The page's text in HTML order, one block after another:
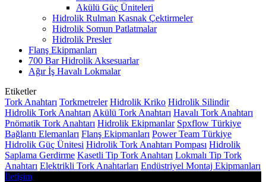
Akülü Güç Üniteleri
Hidrolik Rulman Kasnak Çektirmeler
Hidrolik Somun Patlatmalar
Hidrolik Presler
Flanş Ekipmanları
700 Bar Hidrolik Aksesuarlar
Ağır İş Havalı Lokmalar
Etiketler
Tork Anahtarı Torkmetreler Hidrolik Kriko Hidrolik Silindir
Hidrolik Tork Anahtarı Akülü Tork Anahtarı Havalı Tork Anahtarı
Pnömatik Tork Anahtarı Hidrolik Ekipmanlar Spxflow Türkiye
Bağlantı Elemanları Flanş Ekipmanları Power Team Türkiye
Hidrolik Güç Ünitesi Hidrolik Tork Anahtarı Pompası Hidrolik
Saplama Gerdirme Kasetli Tip Tork Anahtarı Lokmalı Tip Tork
Anahtarı Elektrikli Tork Anahtarları Endüstriyel Montaj Ekipmanları
İletişim